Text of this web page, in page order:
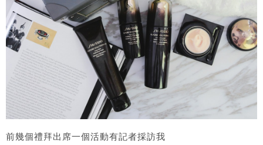
前幾個禮拜出席一個活動有記者採訪我